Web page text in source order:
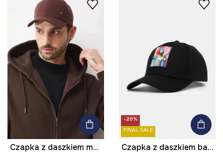
Czapka z daszkiem męska z lnem
-20%
FINAL SALE
Czapka z daszkiem bawełniana męska z kolekcji Eviva L'arte kolor czarny